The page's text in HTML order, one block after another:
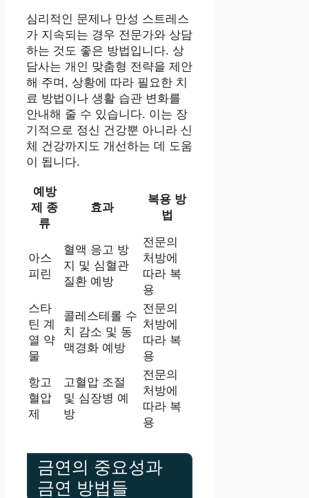
심리적인 문제나 만성 스트레스
가 지속되는 경우 전문가와 상담
하는 것도 좋은 방법입니다. 상
담사는 개인 맞춤형 전략을 제안
해 주며, 상황에 따라 필요한 치
료 방법이나 생활 습관 변화를
안내해 줄 수 있습니다. 이는 장
기적으로 정신 건강뿐 아니라 신
체 건강까지도 개선하는 데 도움
이 됩니다.
예방
제 종
류
효과
복용 방
법
아스
피린
혈액 응고 방
지 및 심혈관
질환 예방
전문의
처방에
따라 복
용
스타
틴 계
열 약
물
콜레스테롤 수
치 감소 및 동
맥경화 예방
전문의
처방에
따라 복
용
항고
혈압
제
고혈압 조절
및 심장병 예
방
전문의
처방에
따라 복
용
금연의 중요성과
금연 방법들